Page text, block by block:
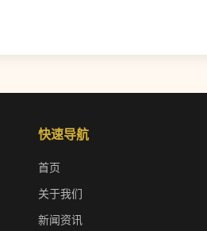
快速导航
首页
关于我们
新闻资讯